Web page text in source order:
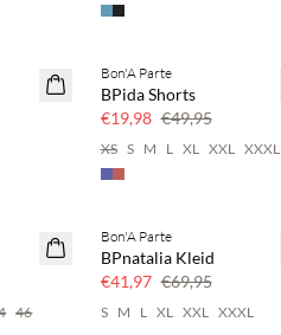
SAVE20
Bon'A Parte
BPida Shorts
€19,98 €49,95
XS S M L XL XXL XXXL
46
40 % Rabatt
Bon'A Parte
BPnatalia Kleid
€41,97 €69,95
S M L XL XXL XXXL